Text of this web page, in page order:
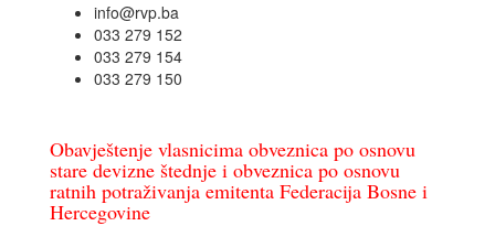
info@rvp.ba
033 279 152
033 279 154
033 279 150
Obavještenje vlasnicima obveznica po osnovu
stare devizne štednje i obveznica po osnovu
ratnih potraživanja emitenta Federacija Bosne i
Hercegovine